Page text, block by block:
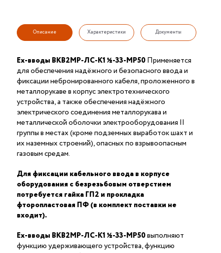
Описание Характеристики Документы
Ex-вводы ВКВ2МР-ЛС-K1 ½-33-МР50Применяется
для обеспечения надёжного и безопасного ввода и
фиксации небронированного кабеля, проложенного в
металлорукаве в корпус электротехнического
устройства, а также обеспечения надёжного
электрического соединения металлорукава и
металлической оболочки электрооборудования II
группы в местах (кроме подземных выработок шахт и
их наземных строений), опасных по взрывоопасным
газовым средам.
Для фиксации кабельного ввода в корпусе
оборудования с безрезьбовым отверстием
потребуется гайка ГП2 и прокладка
фторопластовая ПФ (в комплект поставки не
входит).
Ex-вводы ВКВ2МР-ЛС-K1 ½-33-МР50выполняют
функцию удерживающего устройства, функцию